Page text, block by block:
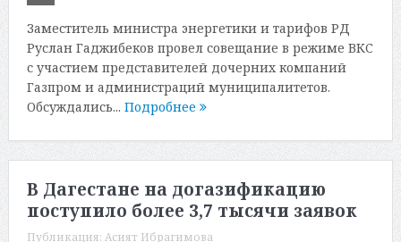
Заместитель министра энергетики и тарифов РД
Руслан Гаджибеков провел совещание в режиме ВКС
с участием представителей дочерних компаний
Газпром и администраций муниципалитетов.
Обсуждались... Подробнее
В Дагестане на догазификацию
поступило более 3,7 тысячи заявок
Публикация: Асият Ибрагимова